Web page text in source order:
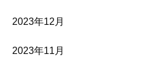
2023年12月
2023年11月